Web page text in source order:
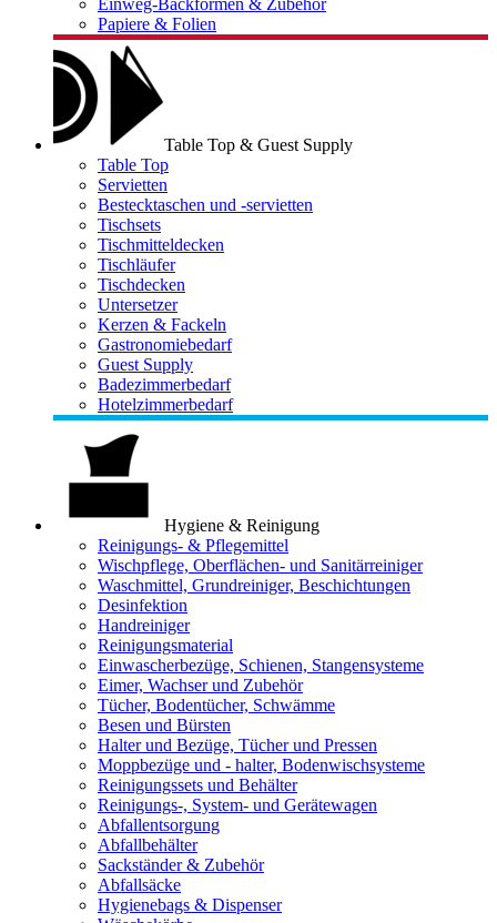
Einweg-Backformen & Zubehör
Papiere & Folien
Table Top & Guest Supply
Table Top
Servietten
Bestecktaschen und -servietten
Tischsets
Tischmitteldecken
Tischläufer
Tischdecken
Untersetzer
Kerzen & Fackeln
Gastronomiebedarf
Guest Supply
Badezimmerbedarf
Hotelzimmerbedarf
Hygiene & Reinigung
Reinigungs- & Pflegemittel
Wischpflege, Oberflächen- und Sanitärreiniger
Waschmittel, Grundreiniger, Beschichtungen
Desinfektion
Handreiniger
Reinigungsmaterial
Einwascherbezüge, Schienen, Stangensysteme
Eimer, Wachser und Zubehör
Tücher, Bodentücher, Schwämme
Besen und Bürsten
Halter und Bezüge, Tücher und Pressen
Moppbezüge und - halter, Bodenwischsysteme
Reinigungssets und Behälter
Reinigungs-, System- und Gerätewagen
Abfallentsorgung
Abfallbehälter
Sackständer & Zubehör
Abfallsäcke
Hygienebags & Dispenser